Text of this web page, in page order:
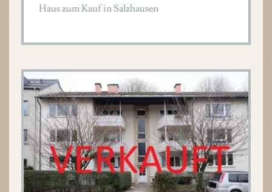
Haus zum Kauf in Salzhausen